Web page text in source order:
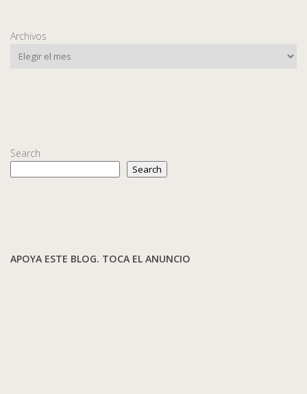
Archivos
Search
Search
APOYA ESTE BLOG. TOCA EL ANUNCIO